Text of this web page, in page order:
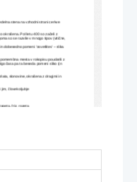
stena na vzhodni strani cerkve
okrašena. Pol letu 400 so začeli z
so se razvile v mnogo tipov (vitične,
dobesedno pomeni 'osvetlitev' – slika
mesta v rokopisu poudarili z
časa pa ta beseda pomeni sliko (in
slonovine, okrašena z dragimi in
jim, človekoljubje
friz, rozeta